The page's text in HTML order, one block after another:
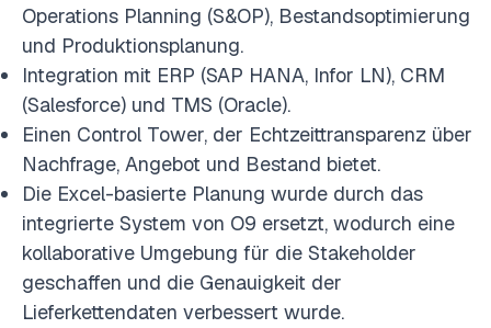
Operations Planning (S&OP), Bestandsoptimierung
und Produktionsplanung.
Integration mit ERP (SAP HANA, Infor LN), CRM
(Salesforce) und TMS (Oracle).
Einen Control Tower, der Echtzeittransparenz über
Nachfrage, Angebot und Bestand bietet.
Die Excel-basierte Planung wurde durch das
integrierte System von O9 ersetzt, wodurch eine
kollaborative Umgebung für die Stakeholder
geschaffen und die Genauigkeit der
Lieferkettendaten verbessert wurde.